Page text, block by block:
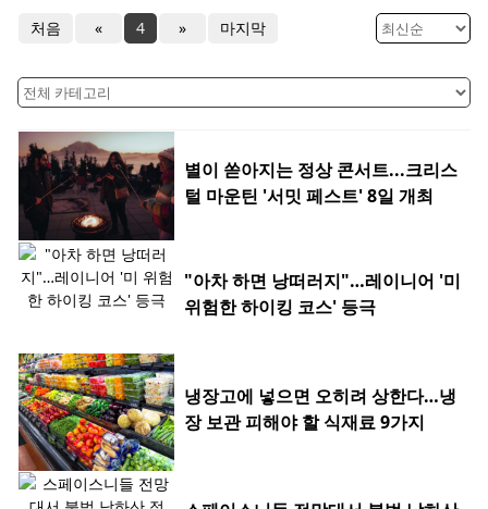
처음 « 4 » 마지막
별이 쏟아지는 정상 콘서트...크리스
털 마운틴 '서밋 페스트' 8일 개최
"아차 하면 낭떠러지"…레이니어 '미
위험한 하이킹 코스' 등극
냉장고에 넣으면 오히려 상한다…냉
장 보관 피해야 할 식재료 9가지